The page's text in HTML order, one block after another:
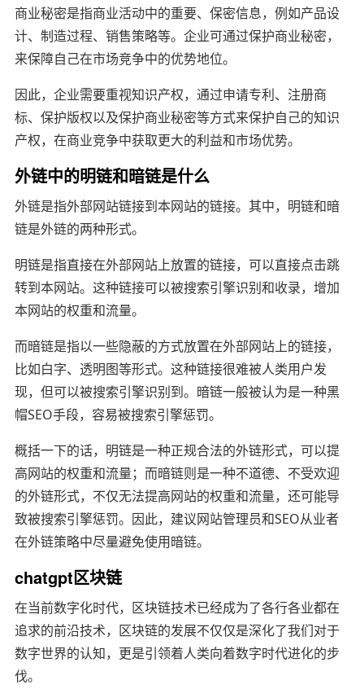
商业秘密是指商业活动中的重要、保密信息，例如产品设
计、制造过程、销售策略等。企业可通过保护商业秘密，
来保障自己在市场竞争中的优势地位。
因此，企业需要重视知识产权，通过申请专利、注册商
标、保护版权以及保护商业秘密等方式来保护自己的知识
产权，在商业竞争中获取更大的利益和市场优势。
外链中的明链和暗链是什么
外链是指外部网站链接到本网站的链接。其中，明链和暗
链是外链的两种形式。
明链是指直接在外部网站上放置的链接，可以直接点击跳
转到本网站。这种链接可以被搜索引擎识别和收录，增加
本网站的权重和流量。
而暗链是指以一些隐蔽的方式放置在外部网站上的链接，
比如白字、透明图等形式。这种链接很难被人类用户发
现，但可以被搜索引擎识别到。暗链一般被认为是一种黑
帽SEO手段，容易被搜索引擎惩罚。
概括一下的话，明链是一种正规合法的外链形式，可以提
高网站的权重和流量；而暗链则是一种不道德、不受欢迎
的外链形式，不仅无法提高网站的权重和流量，还可能导
致被搜索引擎惩罚。因此，建议网站管理员和SEO从业者
在外链策略中尽量避免使用暗链。
chatgpt区块链
在当前数字化时代，区块链技术已经成为了各行各业都在
追求的前沿技术，区块链的发展不仅仅是深化了我们对于
数字世界的认知，更是引领着人类向着数字时代进化的步
伐。